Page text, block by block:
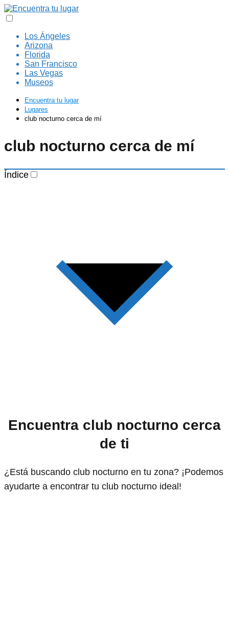
Los Ángeles
Arizona
Florida
San Francisco
Las Vegas
Museos
Encuentra tu lugar
Lugares
club nocturno cerca de mí
club nocturno cerca de mí
Índice
Encuentra club nocturno cerca
de ti
¿Está buscando club nocturno en tu zona? ¡Podemos
ayudarte a encontrar tu club nocturno ideal!